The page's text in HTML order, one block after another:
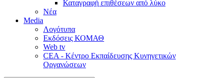
Καταγραφή επιθέσεων από λύκο
Νέα
Media
Λογότυπα
Εκδόσεις ΚΟΜΑΘ
Web tv
CEA - Κέντρο Εκπαίδευσης Κυνηγετικών
Οργανώσεων